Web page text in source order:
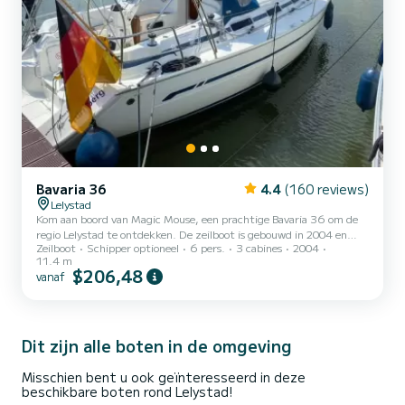
Bavaria 36 4.4 (160 reviews)
Lelystad
Kom aan boord van Magic Mouse, een prachtige Bavaria 36 om de
regio Lelystad te ontdekken. De zeilboot is gebouwd in 2004 en
belooft een hoog niveau van comfort op zee. Wilt u een
onvergetelijke reis doorbrengen op deze zeilboot met een lengte
van 11 meter? U kunt met maximaal 6 personen aan boord komen
Zeilboot Schipper optioneel 6 pers. 3 cabines
2004
11.4 m
vanaf $206,48
Dit zijn alle boten in de omgeving
Misschien bent u ook geïnteresseerd in deze
beschikbare boten rond Lelystad!